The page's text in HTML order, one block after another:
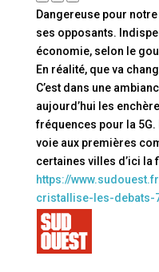
Dangereuse pour
ses opposants.
économie, selon le
En réalité, que va
C’est dans une
aujourd’hui les
fréquences pour la
voie aux premières
certaines villes d’ici la
https://
cristallise-les-debats-